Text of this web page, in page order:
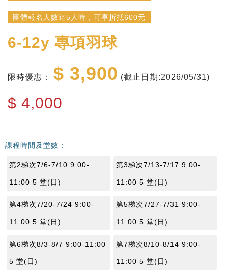
團體報名人數達5人時，可享折抵600元
6-12y 專項羽球
限時優惠： $ 3,900 (截止日期:2026/05/31)
$ 4,000
課程時間及堂數：
第2梯次7/6-7/10 9:00-
11:00 5 堂(日)
第3梯次7/13-7/17 9:00-
11:00 5 堂(日)
第4梯次7/20-7/24 9:00-
11:00 5 堂(日)
第5梯次7/27-7/31 9:00-
11:00 5 堂(日)
第6梯次8/3-8/7 9:00-11:00
5 堂(日)
第7梯次8/10-8/14 9:00-
11:00 5 堂(日)